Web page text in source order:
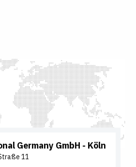
Germany GmbH - Köln
11